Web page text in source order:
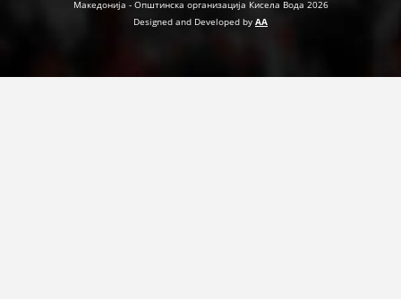
ДЕЈСТВУВАЊЕ
Македонија - Општинска организација Кисела Вода 2026
Designed and Developed by AA